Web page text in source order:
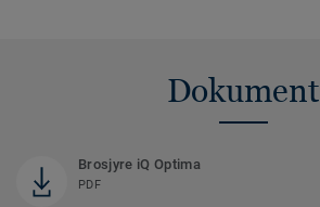
Dokument
Brosjyre iQ Optima
PDF